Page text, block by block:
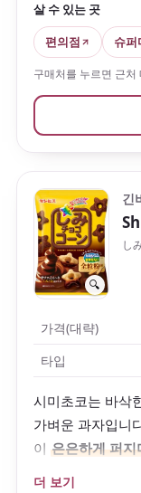
살 수 있는 곳
편의점
슈퍼
구매처를 누르면 근처
🔍
긴
し
가격(대략)
타입
시미초코는 바삭
가벼운 과자입니
이 은은하게 퍼지
더 보기